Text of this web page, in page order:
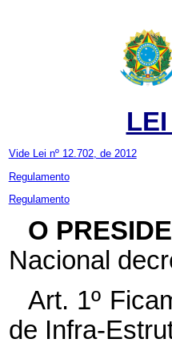
Vide Lei nº 12.702, de 2012
Regulamento
Regulamento
O
Nacional
Art. 1º
de Infra-